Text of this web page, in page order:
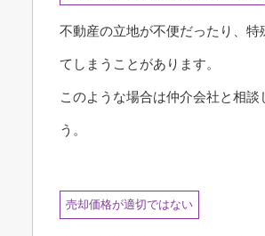
不動産の立地が不便だったり、
てしまうことがあります。
このような場合は仲介会社と相
う。
売却価格が適切ではない